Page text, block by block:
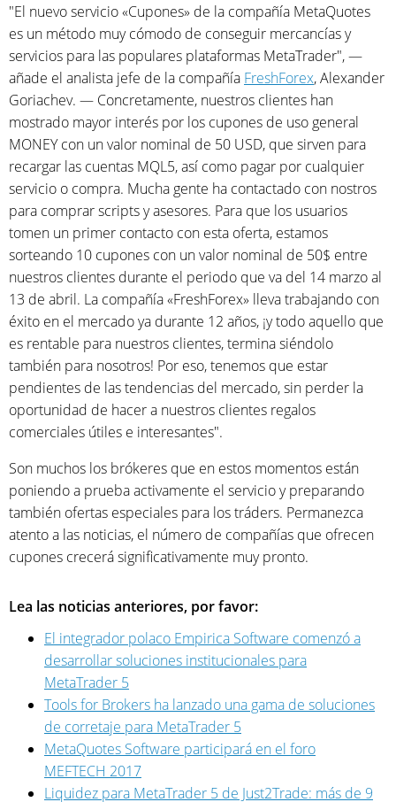
"El nuevo servicio «Cupones» de la compañía MetaQuotes
es un método muy cómodo de conseguir mercancías y
servicios para las populares plataformas MetaTrader", —
añade el analista jefe de la compañía FreshForex, Alexander
Goriachev. — Concretamente, nuestros clientes han
mostrado mayor interés por los cupones de uso general
MONEY con un valor nominal de 50 USD, que sirven para
recargar las cuentas MQL5, así como pagar por cualquier
servicio o compra. Mucha gente ha contactado con nostros
para comprar scripts y asesores. Para que los usuarios
tomen un primer contacto con esta oferta, estamos
sorteando 10 cupones con un valor nominal de 50$ entre
nuestros clientes durante el periodo que va del 14 marzo al
13 de abril. La compañía «FreshForex» lleva trabajando con
éxito en el mercado ya durante 12 años, ¡y todo aquello que
es rentable para nuestros clientes, termina siéndolo
también para nosotros! Por eso, tenemos que estar
pendientes de las tendencias del mercado, sin perder la
oportunidad de hacer a nuestros clientes regalos
comerciales útiles e interesantes".
Son muchos los brókeres que en estos momentos están
poniendo a prueba activamente el servicio y preparando
también ofertas especiales para los tráders. Permanezca
atento a las noticias, el número de compañías que ofrecen
cupones crecerá significativamente muy pronto.
Lea las noticias anteriores, por favor:
El integrador polaco Empirica Software comenzó a
desarrollar soluciones institucionales para
MetaTrader 5
Tools for Brokers ha lanzado una gama de soluciones
de corretaje para MetaTrader 5
MetaQuotes Software participará en el foro
MEFTECH 2017
Liquidez para MetaTrader 5 de Just2Trade: más de 9